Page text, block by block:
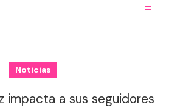
Noticias
impacta a sus seguidores